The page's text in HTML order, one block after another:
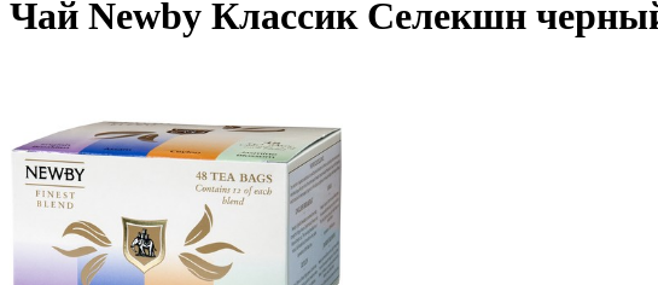
Чай Newby Классик Селекшн